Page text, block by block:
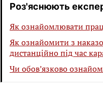
Роз'яснюють
Як ознайомлювати
Як ознайомити з
дистанційно під час
Чи обов’язково